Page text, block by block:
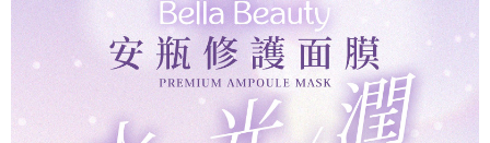
１．透過由恩沛科技股份有限公司提供之「AFTEE先享後付」服務完成之交
易，需依本服務之必要範圍內提供個人資料，並將交易相關給付款項請求債
權轉讓予恩沛科技股份有限公司。
２．關於個人資料處理事宜，請瀏覽以下網址：
３．未成年的使用者請事先徵得法定代理人或監護人之同意方可使用
「AFTEE先享後付」，若未經同意申辦者引起之損失，本公司不負相關責
每筆NT$90，滿NT$999(含以上)免運費